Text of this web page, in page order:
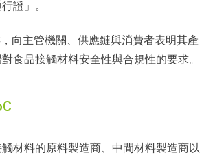
證」。
向主管機關、供應鏈與消費者表明其產
食品接觸材料安全性與合規性的要求。
材料的原料製造商、中間材料製造商以